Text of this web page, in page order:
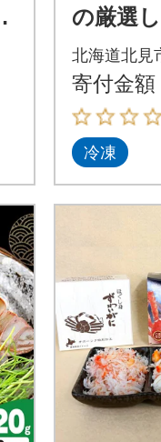
の厳選
バ蟹・
ション
ット
北海道北見
寄付金額
冷凍